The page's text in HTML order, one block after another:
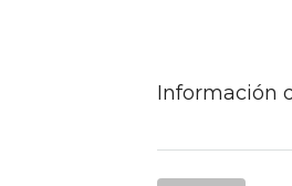
Información